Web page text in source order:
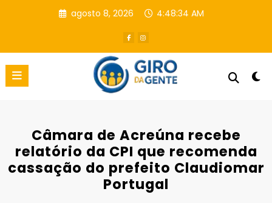
agosto 8, 2026 4:48:34 AM
Câmara de Acreúna recebe
relatório da CPI que recomenda
cassação do prefeito Claudiomar
Portugal